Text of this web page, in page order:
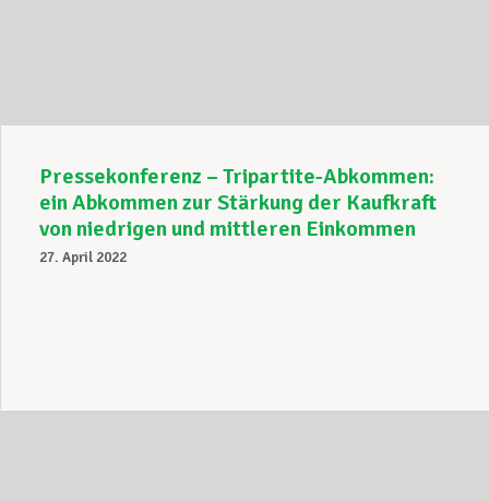
Pressekonferenz – Tripartite-Abkommen:
ein Abkommen zur Stärkung der Kaufkraft
von niedrigen und mittleren Einkommen
27. April 2022